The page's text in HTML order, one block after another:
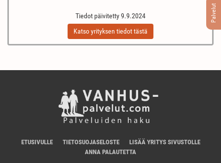
Palvelut
Tiedot päivitetty 9.9.2024
Katso yrityksen tiedot tästä
ETUSIVULLE TIETOSUOJASELOSTE
LISÄÄ YRITYS SIVUSTOLLE
ANNA PALAUTETTA